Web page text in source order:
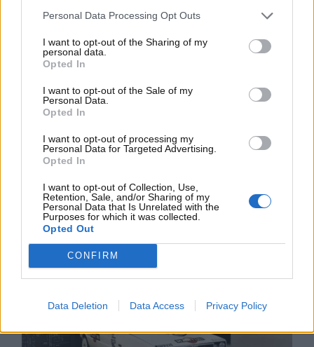
Personal Data Processing Opt Outs
I want to opt-out of the Sharing of my
personal data.
Opted In
I want to opt-out of the Sale of my
Personal Data.
Opted In
I want to opt-out of processing my
Personal Data for Targeted Advertising.
Opted In
I want to opt-out of Collection, Use,
Retention, Sale, and/or Sharing of my
Personal Data that Is Unrelated with the
Purposes for which it was collected.
Opted Out
CONFIRM
Data Deletion Data Access Privacy Policy
Ed è per questo che modelli come la
Nissan Skyline
Integralestanno registrando incrementi di valore
impressionanti.
Questa tendenza si riflette nel mercato, dove la
domanda per tali vetture è in crescita, spinta dalla
un’epoca che ha segnato la storia delle corse e della
cultura automobilistica.
successo nelle competizioni rally, è ormai
diventata un oggetto di culto.